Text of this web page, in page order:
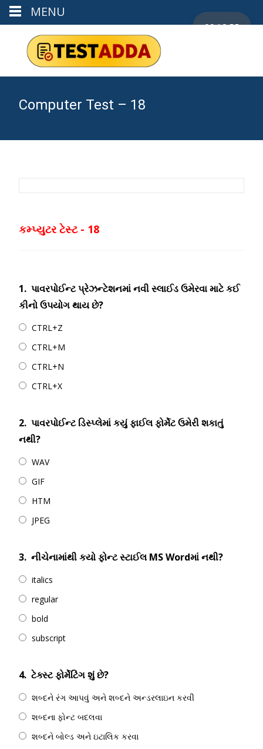
Computer Test – 18
00:19:55
કમ્પ્યુટર ટેસ્ટ - 18
1. પાવરપોઈન્ટ પ્રેઝન્ટેશનમાં નવી સ્લાઈડ ઉમેરવા માટે કઈ
કીનો ઉપયોગ થાય છે?
CTRL+Z
CTRL+M
CTRL+N
CTRL+X
2. પાવરપોઈન્ટ ડિસ્પ્લેમાં કયું ફાઈલ ફોર્મેટ ઉમેરી શકાતું
નથી?
WAV
GIF
HTM
JPEG
3. નીચેનામાંથી કયો ફોન્ટ સ્ટાઈલ MS Wordમાં નથી?
italics
regular
bold
subscript
4. ટેક્સ્ટ ફોર્મેટિંગ શું છે?
શબ્દને રંગ આપવું અને શબ્દને અન્ડરલાઇન કરવી
શબ્દના ફોન્ટ બદલવા
શબ્દને બોલ્ડ અને ઇટાલિક કરવા
MENU